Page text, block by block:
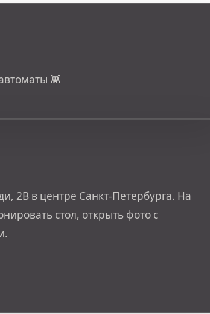
👾
2В в центре Санкт-Петербурга. На
стол, открыть фото с